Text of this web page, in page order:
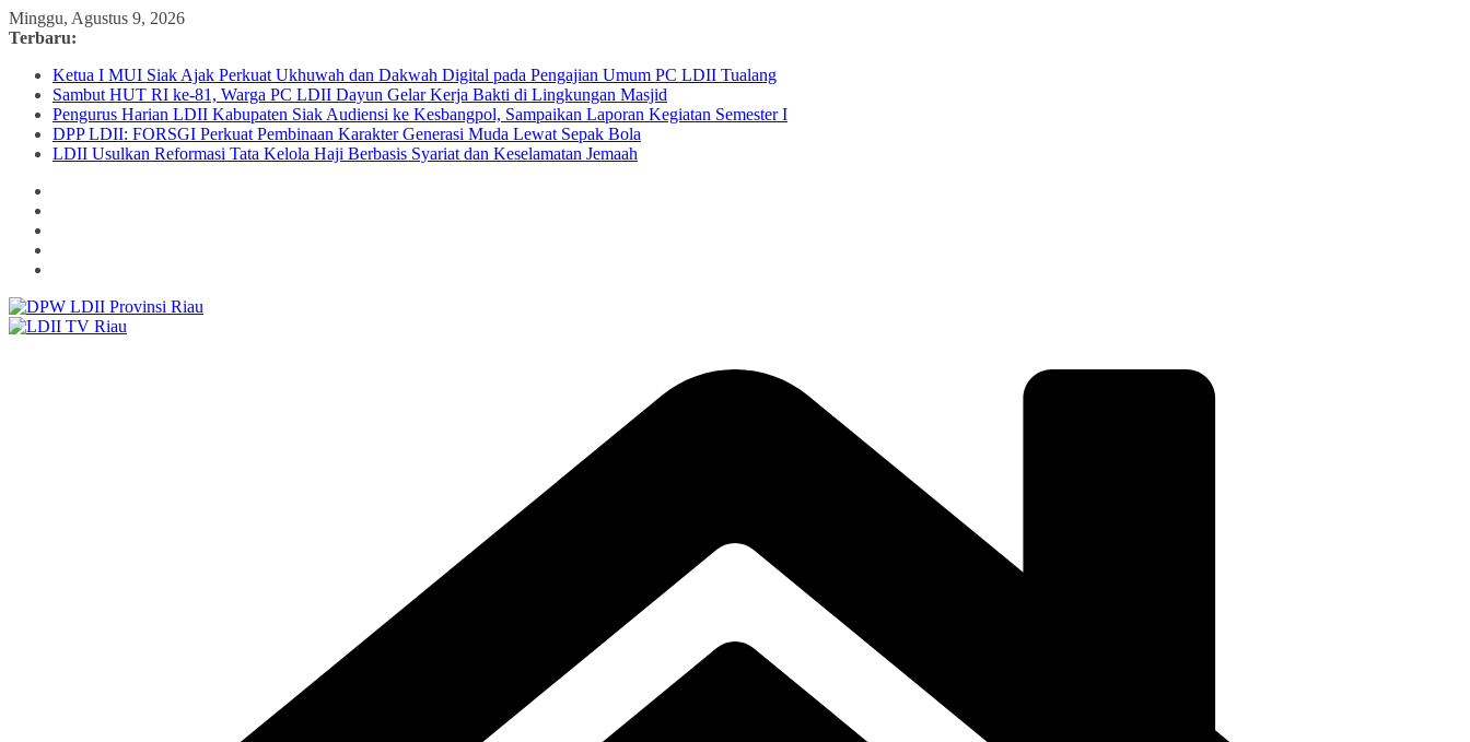
Skip
to
Minggu, Agustus 9, 2026
Terbaru:
Ketua I MUI Siak Ajak Perkuat Ukhuwah dan Dakwah Digital pada Pengajian Umum PC LDII Tualang
Sambut HUT RI ke-81, Warga PC LDII Dayun Gelar Kerja Bakti di Lingkungan Masjid
Pengurus Harian LDII Kabupaten Siak Audiensi ke Kesbangpol, Sampaikan Laporan Kegiatan Semester I
DPP LDII: FORSGI Perkuat Pembinaan Karakter Generasi Muda Lewat Sepak Bola
LDII Usulkan Reformasi Tata Kelola Haji Berbasis Syariat dan Keselamatan Jemaah